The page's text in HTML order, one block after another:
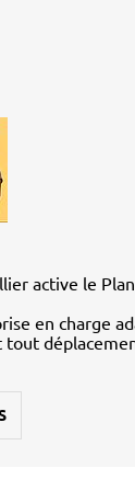
active le
en charge
tout